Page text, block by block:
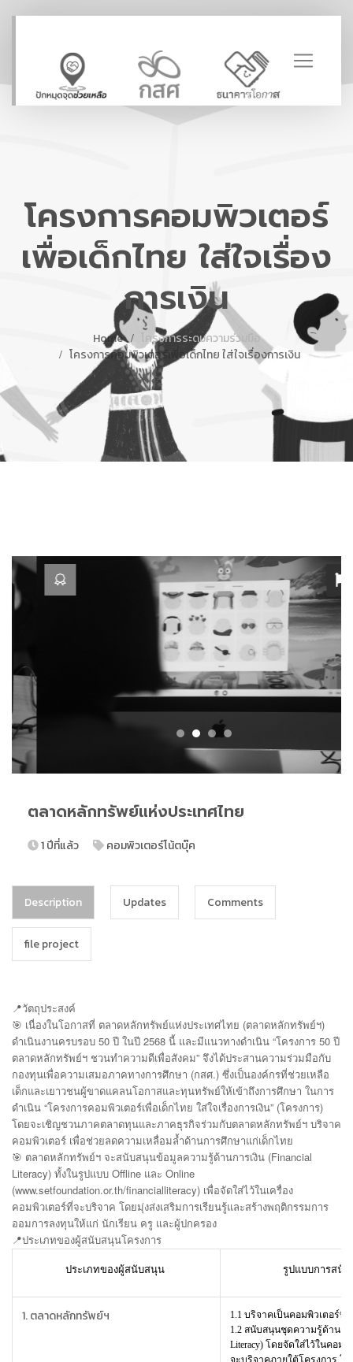
โครงการคอมพิวเตอร์
เพื่อเด็กไทย ใส่ใจเรื่อง
การเงิน
Home
โครงการระดมความร่วมมือ
โครงการคอมพิวเตอร์เพื่อเด็กไทย ใส่ใจเรื่องการเงิน
ตลาดหลักทรัพย์แห่งประเทศไทย
1 ปีที่แล้ว คอมพิวเตอร์โน้ตบุ๊ค
Description Updates Comments
file project
📍วัตถุประสงค์
🎯 เนื่องในโอกาสที่ ตลาดหลักทรัพย์แห่งประเทศไทย (ตลาดหลักทรัพย์ฯ)
ดำเนินงานครบรอบ 50 ปี ในปี 2568 นี้ และมีแนวทางดำเนิน “โครงการ 50 ปี
ตลาดหลักทรัพย์ฯ ชวนทำความดีเพื่อสังคม” จึงได้ประสานความร่วมมือกับ
กองทุนเพื่อความเสมอภาคทางการศึกษา (กสศ.) ซึ่งเป็นองค์กรที่ช่วยเหลือ
เด็กและเยาวชนผู้ขาดแคลนโอกาสและทุนทรัพย์ให้เข้าถึงการศึกษา ในการ
ดำเนิน “โครงการคอมพิวเตอร์เพื่อเด็กไทย ใส่ใจเรื่องการเงิน” (โครงการ)
โดยจะเชิญชวนภาคตลาดทุนและภาคธุรกิจร่วมกับตลาดหลักทรัพย์ฯ บริจาค
คอมพิวเตอร์ เพื่อช่วยลดความเหลื่อมล้ำด้านการศึกษาแก่เด็กไทย
🎯 ตลาดหลักทรัพย์ฯ จะสนับสนุนข้อมูลความรู้ด้านการเงิน (Financial
Literacy) ทั้งในรูปแบบ Offline และ Online
(www.setfoundation.or.th/financialliteracy) เพื่อจัดใส่ไว้ในเครื่อง
คอมพิวเตอร์ที่จะบริจาค โดยมุ่งส่งเสริมการเรียนรู้และสร้างพฤติกรรมการ
ออมการลงทุนให้แก่ นักเรียน ครู และผู้ปกครอง
📍ประเภทของผู้สนับสนุนโครงการ
ประเภทของผู้สนับสนุน
รูปแบบการสนั
1. ตลาดหลักทรัพย์ฯ 1.1 บริจาคเป็นคอมพิวเตอร์ที่
1.2 สนับสนุนชุดความรู้ด้านการ
Literacy) โดยจัดใส่ไว้ในคอม